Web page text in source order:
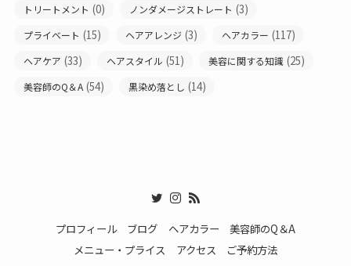
トリートメント (0) ノンダメージストレート (3)
プライベート (15) ヘアアレンジ (3) ヘアカラー (117)
ヘアケア (33) ヘアスタイル (51) 美容に関する知識 (25)
美容師のQ＆A (54) 黒染め落とし (14)
プロフィール ブログ ヘアカラー
美容師のQ＆A
メニュー・プライス
アクセス ご予約方法